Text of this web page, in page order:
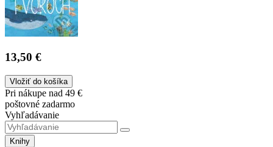
13,50 €
Vložiť do košíka
Pri nákupe nad 49 €
poštovné zadarmo
Vyhľadávanie
Knihy